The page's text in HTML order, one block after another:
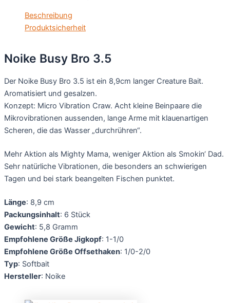
Beschreibung
Produktsicherheit
Noike Busy Bro 3.5
Der Noike Busy Bro 3.5 ist ein 8,9cm langer Creature Bait.
Aromatisiert und gesalzen.
Konzept: Micro Vibration Craw. Acht kleine Beinpaare die
Mikrovibrationen aussenden, lange Arme mit klauenartigen
Scheren, die das Wasser „durchrühren“.
Mehr Aktion als Mighty Mama, weniger Aktion als Smokin‘ Dad.
Sehr natürliche Vibrationen, die besonders an schwierigen
Tagen und bei stark beangelten Fischen punktet.
Länge: 8,9 cm
Packungsinhalt: 6 Stück
Gewicht: 5,8 Gramm
Empfohlene Größe Jigkopf: 1-1/0
Empfohlene Größe Offsethaken: 1/0-2/0
Typ: Softbait
Hersteller: Noike